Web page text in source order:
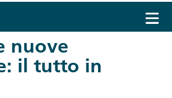
menu
nuove
il tutto in